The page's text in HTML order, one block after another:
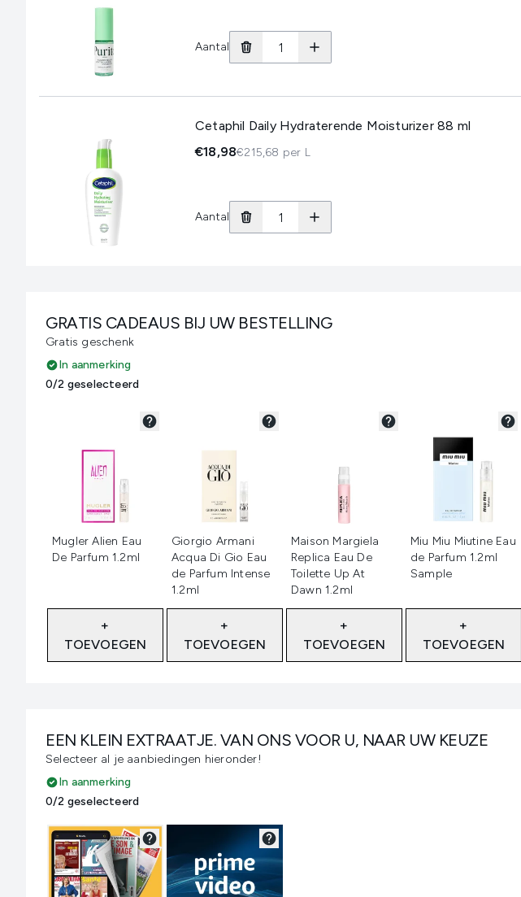
Aantal
Cetaphil Daily Hydraterende Moisturizer 88 ml
€18,98€215,68 per L
Aantal
GRATIS CADEAUS BIJ UW BESTELLING
Gratis geschenk
In aanmerking
0/2 geselecteerd
Mugler Alien Eau
De Parfum 1.2ml
+
TOEVOEGEN
Giorgio Armani
Acqua Di Gio Eau
de Parfum Intense
1.2ml
+
TOEVOEGEN
Maison Margiela
Replica Eau De
Toilette Up At
Dawn 1.2ml
+
TOEVOEGEN
Miu Miu Miutine Eau
de Parfum 1.2ml
Sample
+
TOEVOEGEN
EEN KLEIN EXTRAATJE. VAN ONS VOOR U, NAAR UW KEUZE
Selecteer al je aanbiedingen hieronder!
In aanmerking
0/2 geselecteerd